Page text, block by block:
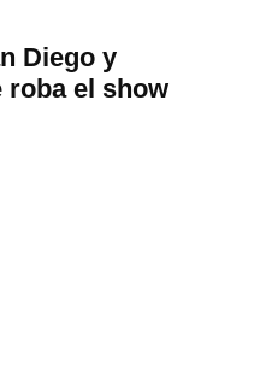
Diego y
roba el show